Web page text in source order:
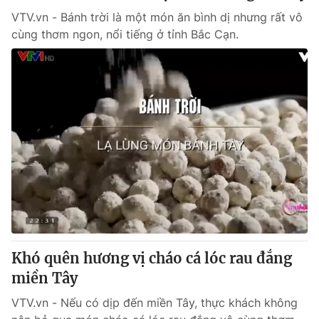
VTV.vn - Bánh trời là một món ăn bình dị nhưng rất vô
cùng thơm ngon, nổi tiếng ở tỉnh Bắc Cạn.
Khó quên hương vị cháo cá lóc rau đắng
miền Tây
VTV.vn - Nếu có dịp đến miền Tây, thực khách không